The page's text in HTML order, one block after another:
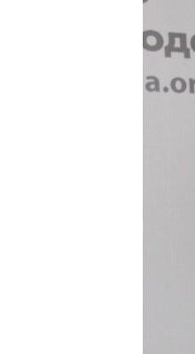
КРЫМ.НЕПОКОРЕННЫЙ
УКРАИНСКАЯ ПРОБЛЕМА КРЫМА